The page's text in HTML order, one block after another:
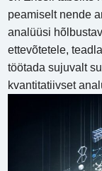
peamiselt nende
analüüsi
ettevõtetele,
töötada sujuvalt
kvantitatiivset